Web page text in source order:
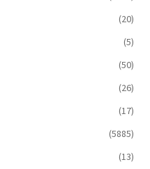
(20)
(5)
(50)
(26)
(17)
(5885)
(13)